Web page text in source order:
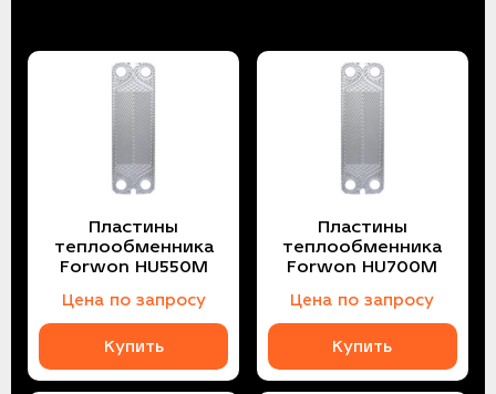
Пластины
теплообменника
Forwon HU550M
Цена по запросу
Купить
Пластины
теплообменника
Forwon HU700M
Цена по запросу
Купить